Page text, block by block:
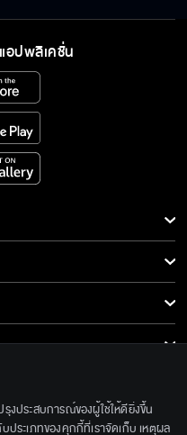
แอปพลิเคชั่น
งประสบการณ์ของผู้ใช้ให้ดียิ่งขึ้น
ประเภทของคุกกี้ที่เราจัดเก็บ เหตุผล